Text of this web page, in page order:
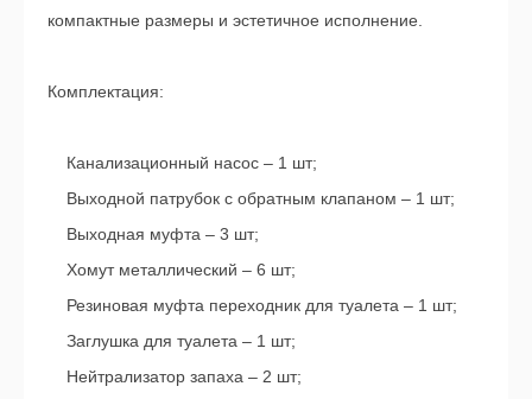
компактные размеры и эстетичное исполнение.
Комплектация:
Канализационный насос – 1 шт;
Выходной патрубок с обратным клапаном – 1 шт;
Выходная муфта – 3 шт;
Хомут металлический – 6 шт;
Резиновая муфта переходник для туалета – 1 шт;
Заглушка для туалета – 1 шт;
Нейтрализатор запаха – 2 шт;